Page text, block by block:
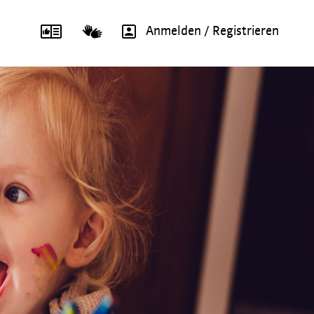
Anmelden / Registrieren